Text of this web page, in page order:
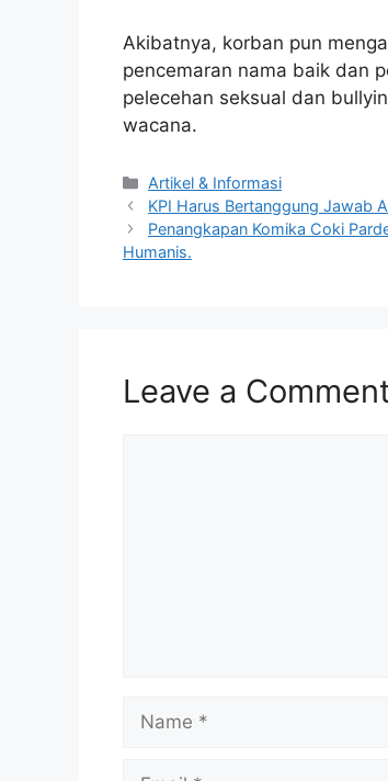
Akibatnya, korban pun
pencemaran nama baik dan
pelecehan seksual dan
wacana.
Artikel & Informasi
KPI Harus Bertanggung Jawab
Penangkapan Komika Coki
Humanis.
Leave a